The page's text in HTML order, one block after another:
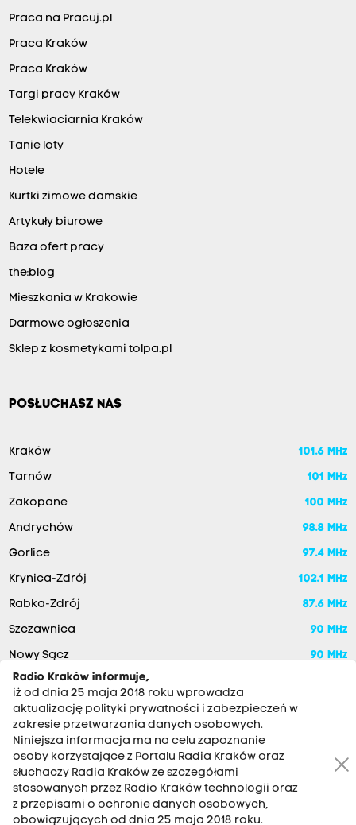
Praca na Pracuj.pl
Praca Kraków
Praca Kraków
Targi pracy Kraków
Telekwiaciarnia Kraków
Tanie loty
Hotele
Kurtki zimowe damskie
Artykuły biurowe
Baza ofert pracy
the:blog
Mieszkania w Krakowie
Darmowe ogłoszenia
Sklep z kosmetykami tolpa.pl
POSŁUCHASZ NAS
Kraków 101.6 MHz
Tarnów 101 MHz
Zakopane 100 MHz
Andrychów 98.8 MHz
Gorlice 97.4 MHz
Krynica-Zdrój 102.1 MHz
Rabka-Zdrój 87.6 MHz
Szczawnica 90 MHz
Nowy Sącz 90 MHz
RADIO KRAKÓW SA. Aleja Juliusza Słowackiego 22, 30-007
Kraków
Radio Kraków informuje,
iż od dnia 25 maja 2018 roku wprowadza
aktualizację polityki prywatności i zabezpieczeń w
zakresie przetwarzania danych osobowych.
Niniejsza informacja ma na celu zapoznanie
osoby korzystające z Portalu Radia Kraków oraz
słuchaczy Radia Kraków ze szczegółami
stosowanych przez Radio Kraków technologii oraz
z przepisami o ochronie danych osobowych,
obowiązujących od dnia 25 maja 2018 roku.